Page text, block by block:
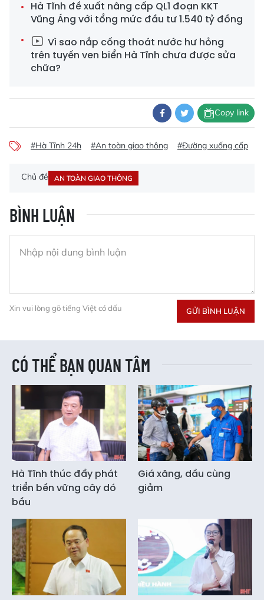
Hà Tĩnh đề xuất nâng cấp QL1 đoạn KKT
Vũng Áng với tổng mức đầu tư 1.540 tỷ đồng
Vì sao nắp cống thoát nước hư hỏng
trên tuyến ven biển Hà Tĩnh chưa được sửa
chữa?
Copy link
#Hà Tĩnh 24h #An toàn giao thông #Đường xuống cấp
Chủ đề AN TOÀN GIAO THÔNG
BÌNH LUẬN
Xin vui lòng gõ tiếng Việt có dấu GỬI BÌNH LUẬN
CÓ THỂ BẠN QUAN TÂM
Hà Tĩnh thúc đẩy phát
triển bền vững cây dó
bầu
Giá xăng, dầu cùng
giảm